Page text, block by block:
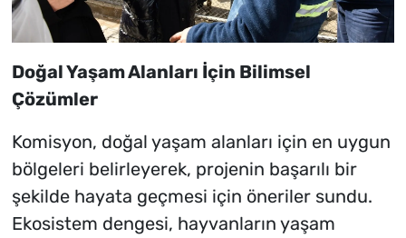
Doğal Yaşam Alanları İçin Bilimsel
Çözümler
Komisyon, doğal yaşam alanları için en uygun
bölgeleri belirleyerek, projenin başarılı bir
şekilde hayata geçmesi için öneriler sundu.
Ekosistem dengesi, hayvanların yaşam